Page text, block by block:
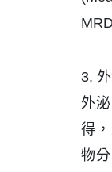
3.
外
得
物